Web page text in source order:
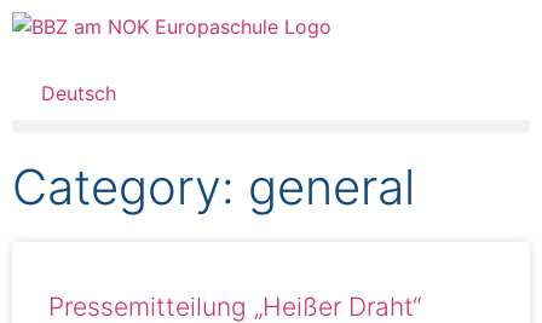
Deutsch
Category: general
Pressemitteilung „Heißer Draht“